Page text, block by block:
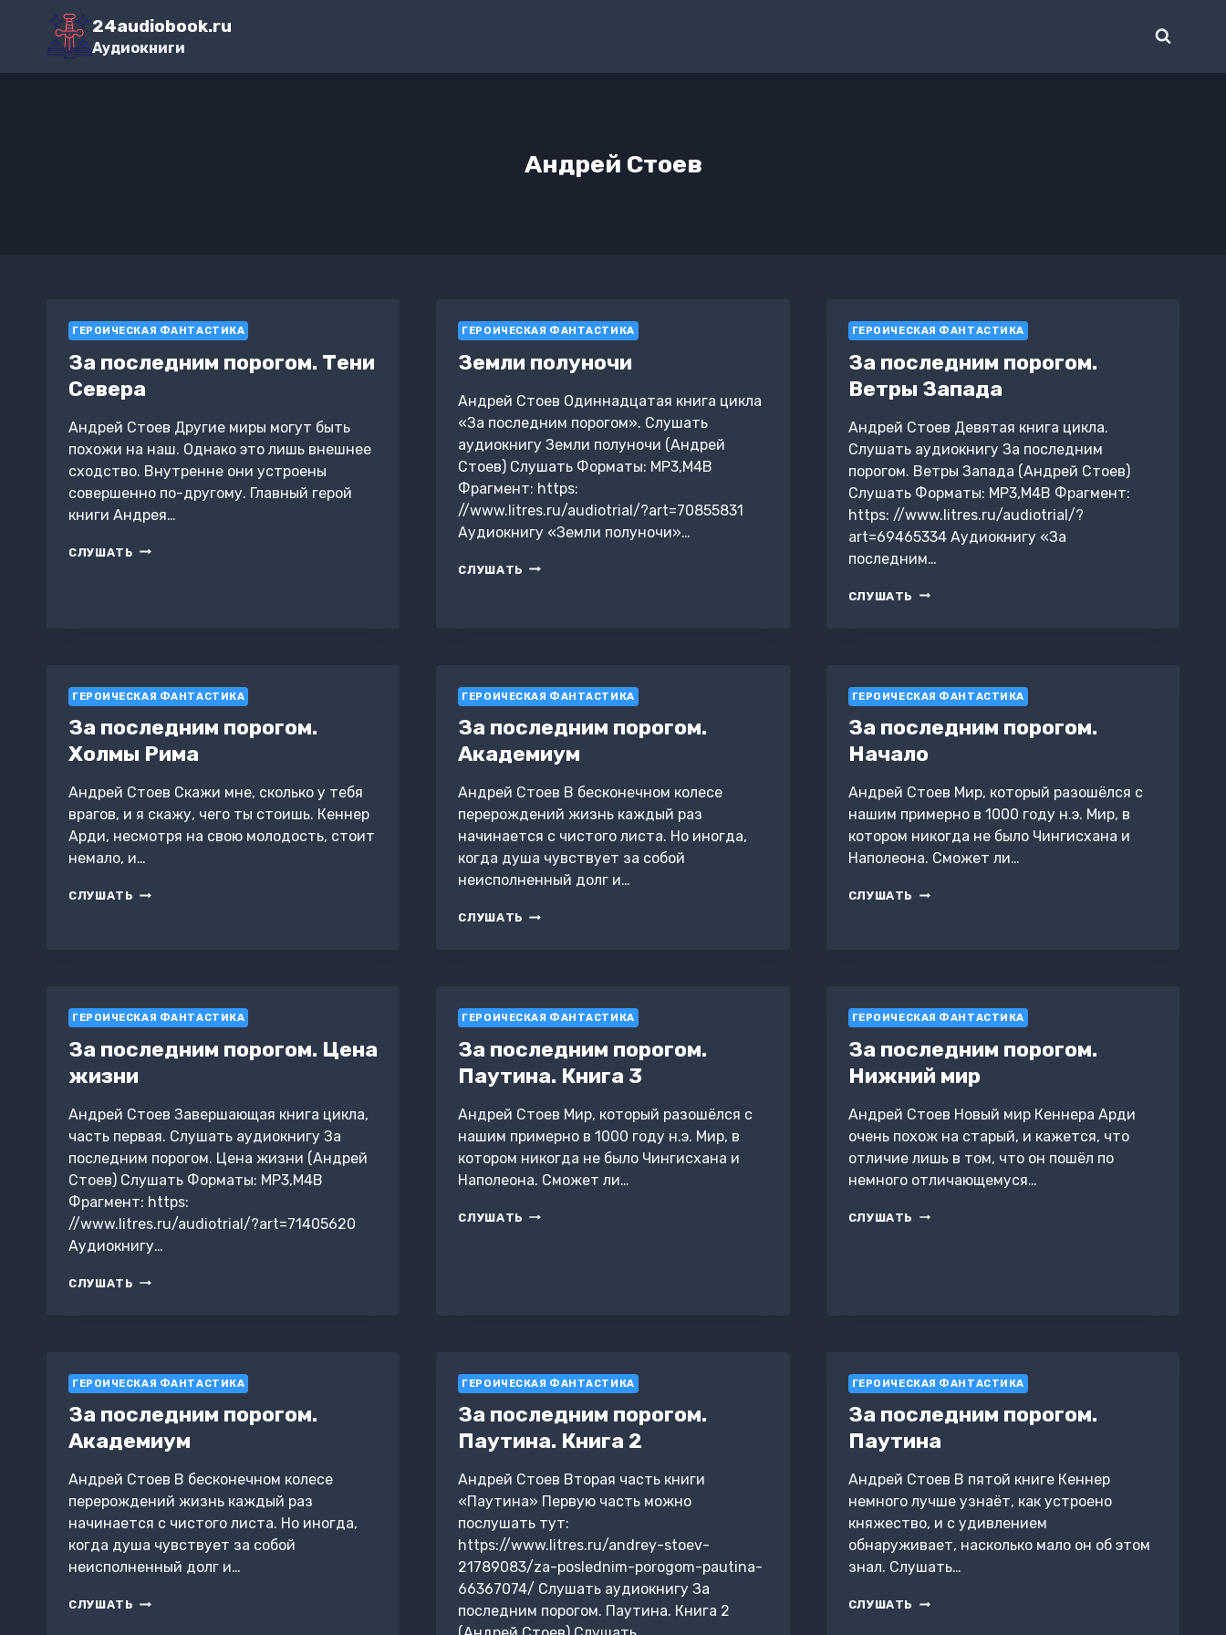
Перейти
содержимому
24audiobook.ru
Аудиокниги
Андрей Стоев
ГЕРОИЧЕСКАЯ ФАНТАСТИКА
За последним порогом. Тени
Севера
Андрей Стоев Другие миры могут быть
похожи на наш. Однако это лишь внешнее
сходство. Внутренне они устроены
совершенно по-другому. Главный герой
книги Андрея…
СЛУШАТЬ ЗА
ГЕРОИЧЕСКАЯ ФАНТАСТИКА
Земли полуночи
Андрей Стоев Одиннадцатая книга цикла
«За последним порогом». Слушать
аудиокнигу Земли полуночи (Андрей
Стоев) Слушать Форматы: MP3,M4B
Фрагмент: https:
//www.litres.ru/audiotrial/?art=70855831
Аудиокнигу «Земли полуночи»…
СЛУШАТЬ ЗЕМЛИ
ГЕРОИЧЕСКАЯ ФАНТАСТИКА
За последним порогом.
Ветры Запада
Андрей Стоев Девятая книга цикла.
Слушать аудиокнигу За последним
порогом. Ветры Запада (Андрей Стоев)
Слушать Форматы: MP3,M4B Фрагмент:
https: //www.litres.ru/audiotrial/?
art=69465334 Аудиокнигу «За
последним…
СЛУШАТЬ ЗА
ГЕРОИЧЕСКАЯ ФАНТАСТИКА
За последним порогом.
Холмы Рима
Андрей Стоев Скажи мне, сколько у тебя
врагов, и я скажу, чего ты стоишь. Кеннер
Арди, несмотря на свою молодость, стоит
немало, и…
СЛУШАТЬ ЗА
ГЕРОИЧЕСКАЯ ФАНТАСТИКА
За последним порогом.
Академиум
Андрей Стоев В бесконечном колесе
перерождений жизнь каждый раз
начинается с чистого листа. Но иногда,
когда душа чувствует за собой
неисполненный долг и…
СЛУШАТЬ ЗА
ГЕРОИЧЕСКАЯ ФАНТАСТИКА
За последним порогом.
Начало
Андрей Стоев Мир, который разошёлся с
нашим примерно в 1000 году н.э. Мир, в
котором никогда не было Чингисхана и
Наполеона. Сможет ли…
СЛУШАТЬ ЗА
ГЕРОИЧЕСКАЯ ФАНТАСТИКА
За последним порогом. Цена
жизни
Андрей Стоев Завершающая книга цикла,
часть первая. Слушать аудиокнигу За
последним порогом. Цена жизни (Андрей
Стоев) Слушать Форматы: MP3,M4B
Фрагмент: https:
//www.litres.ru/audiotrial/?art=71405620
Аудиокнигу…
СЛУШАТЬ ЗА
ГЕРОИЧЕСКАЯ ФАНТАСТИКА
За последним порогом.
Паутина. Книга 3
Андрей Стоев Мир, который разошёлся с
нашим примерно в 1000 году н.э. Мир, в
котором никогда не было Чингисхана и
Наполеона. Сможет ли…
СЛУШАТЬ ЗА
ГЕРОИЧЕСКАЯ ФАНТАСТИКА
За последним порогом.
Нижний мир
Андрей Стоев Новый мир Кеннера Арди
очень похож на старый, и кажется, что
отличие лишь в том, что он пошёл по
немного отличающемуся…
СЛУШАТЬ ЗА
ГЕРОИЧЕСКАЯ ФАНТАСТИКА
За последним порогом.
Академиум
Андрей Стоев В бесконечном колесе
перерождений жизнь каждый раз
начинается с чистого листа. Но иногда,
когда душа чувствует за собой
неисполненный долг и…
СЛУШАТЬ ЗА
ГЕРОИЧЕСКАЯ ФАНТАСТИКА
За последним порогом.
Паутина. Книга 2
Андрей Стоев Вторая часть книги
«Паутина» Первую часть можно
послушать тут:
https://www.litres.ru/andrey-stoev-
21789083/za-poslednim-porogom-pautina-
66367074/ Слушать аудиокнигу За
последним порогом. Паутина. Книга 2
ГЕРОИЧЕСКАЯ ФАНТАСТИКА
За последним порогом.
Паутина
Андрей Стоев В пятой книге Кеннер
немного лучше узнаёт, как устроено
княжество, и с удивлением
обнаруживает, насколько мало он об этом
знал. Слушать…
СЛУШАТЬ ЗА